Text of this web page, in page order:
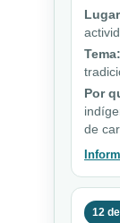
Tema:
Por
de
12